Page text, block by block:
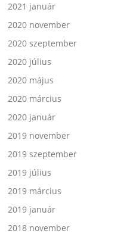
2021 január
2020 november
2020 szeptember
2020 július
2020 május
2020 március
2020 január
2019 november
2019 szeptember
2019 július
2019 március
2019 január
2018 november